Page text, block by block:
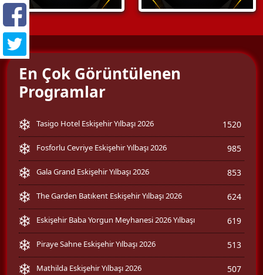
En Çok Görüntülenen
Programlar
Tasigo Hotel Eskişehir Yılbaşı 2026 1520
Fosforlu Cevriye Eskişehir Yılbaşı 2026 985
Gala Grand Eskişehir Yılbaşı 2026 853
The Garden Batıkent Eskişehir Yılbaşı 2026 624
Eskişehir Baba Yorgun Meyhanesi 2026 Yılbaşı 619
Piraye Sahne Eskişehir Yılbaşı 2026 513
Mathilda Eskişehir Yılbaşı 2026 507